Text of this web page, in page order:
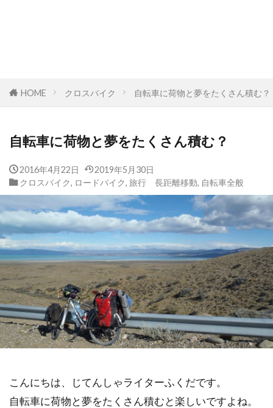
HOME クロスバイク 自転車に荷物と夢をたくさん積む？
自転車に荷物と夢をたくさん積む？
2016年4月22日
2019年5月30日
クロスバイク, ロードバイク, 旅行 長距離移動, 自転車全般
こんにちは、じてんしゃライターふくだです。
自転車に荷物と夢をたくさん積むと楽しいですよね。